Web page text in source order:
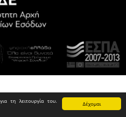
Δέχομαι
τη λειτουργία του.